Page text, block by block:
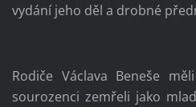
vydání jeho děl a drobné
Rodiče Václava Beneše
sourozenci zemřeli jako